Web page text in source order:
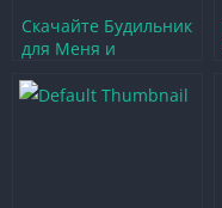
Скачайте Будильник
для Меня и
временем с